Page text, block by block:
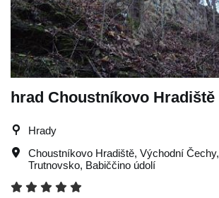
hrad Choustníkovo Hradiště
Hrady
Choustníkovo Hradiště, Východní Čechy,
Trutnovsko, Babiččino údolí